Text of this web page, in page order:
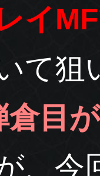
イ
て狙
目
、今